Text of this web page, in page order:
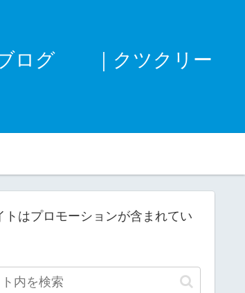
ブログ ｜クツクリー
トはプロモーションが含まれてい